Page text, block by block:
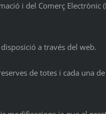
i del Comerç Electrònic
a través del web.
de totes i cada una